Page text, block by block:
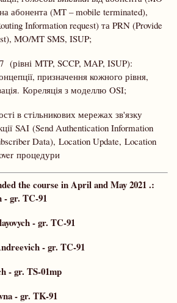
абонента (MT – mobile terminated),
Information request) та PRN (Provide
MO/MT SMS, ISUP;
(рівні MTP, SCCP, MAP, ISUP):
призначення кожного рівня,
Кореляція з моделлю OSI;
в стільникових мережах зв'язку
SAI (Send Authentication Information
Data), Location Update, Location
процедури
the course in April and May 2021 .:
- gr. TC-91
- gr. TC-91
- gr. TC-91
- gr. TS-01mp
- gr. TK-91